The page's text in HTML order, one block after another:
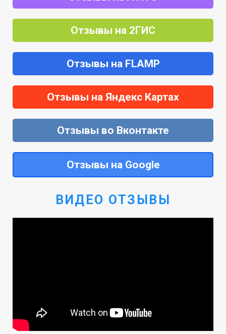
Отзывы на 2ГИС
Отзывы на FLAMP
Отзывы на Яндекс Картах
Отзывы во Вконтакте
Отзывы на Google
ВИДЕО ОТЗЫВЫ